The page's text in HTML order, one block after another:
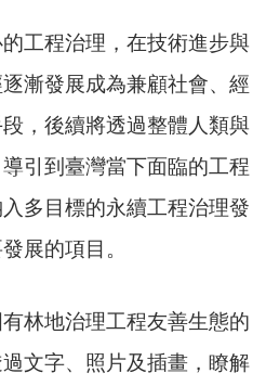
工程治理，在技術進步與
漸發展成為兼顧社會、經
，後續將透過整體人類與
引到臺灣當下面臨的工程
多目標的永續工程治理發
展的項目。
林地治理工程友善生態的
文字、照片及插畫，瞭解